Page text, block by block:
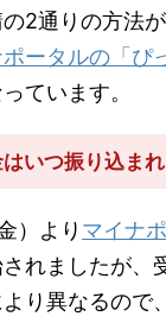
2通りの方法が
ータルの「ぴ
ています。
いつ振り込まれ
）より マイナ
れましたが、
り異なるので